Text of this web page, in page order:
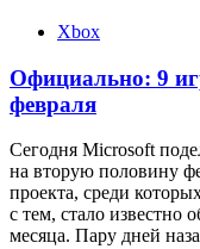
Xbox
Официально: 9
февраля
Сегодня Microsoft
на вторую половину
проекта, среди
с тем, стало известно
месяца. Пару дней